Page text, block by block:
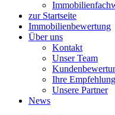
zur Startseite
Immobilienbewertung
Über uns
Kontakt
Unser Team
Ihre
Unsere Partner
News